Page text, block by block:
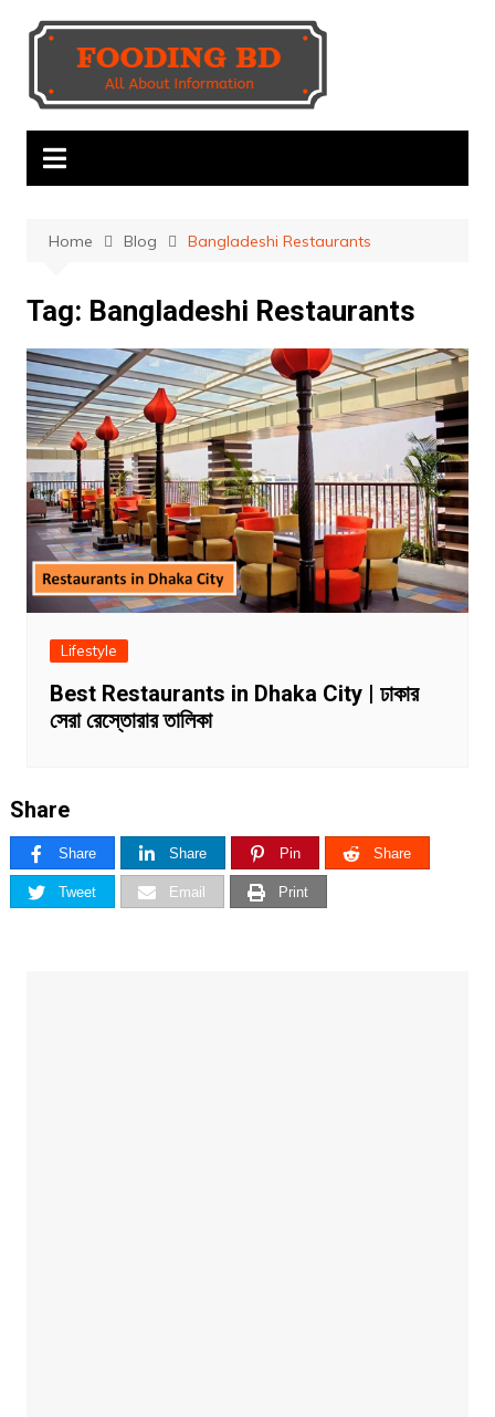
Home Blog Bangladeshi Restaurants
Tag: Bangladeshi Restaurants
Lifestyle
Best Restaurants in Dhaka City | ঢাকার
সেরা রেস্তোরার তালিকা
Share
Share Share Pin Share
Tweet Email Print